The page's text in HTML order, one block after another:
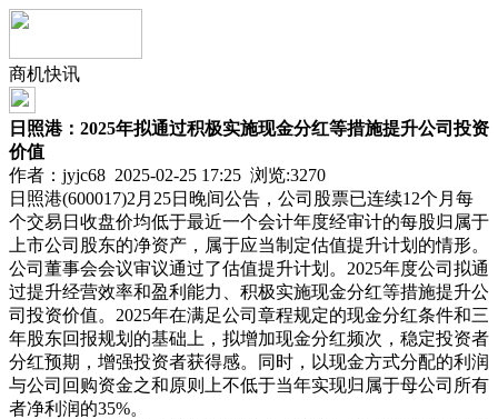
商机快讯
日照港：2025年拟通过积极实施现金分红等措施提升公司投资
价值
作者：jyjc68 2025-02-25 17:25 浏览:3270
日照港(600017)2月25日晚间公告，公司股票已连续12个月每
个交易日收盘价均低于最近一个会计年度经审计的每股归属于
上市公司股东的净资产，属于应当制定估值提升计划的情形。
公司董事会会议审议通过了估值提升计划。2025年度公司拟通
过提升经营效率和盈利能力、积极实施现金分红等措施提升公
司投资价值。2025年在满足公司章程规定的现金分红条件和三
年股东回报规划的基础上，拟增加现金分红频次，稳定投资者
分红预期，增强投资者获得感。同时，以现金方式分配的利润
与公司回购资金之和原则上不低于当年实现归属于母公司所有
者净利润的35%。